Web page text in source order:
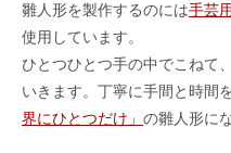
雛人形を製作するのには手芸
使用しています。
ひとつひとつ手の中でこねて
いきます。丁寧に手間と時間
界にひとつだけ」 の雛人形に